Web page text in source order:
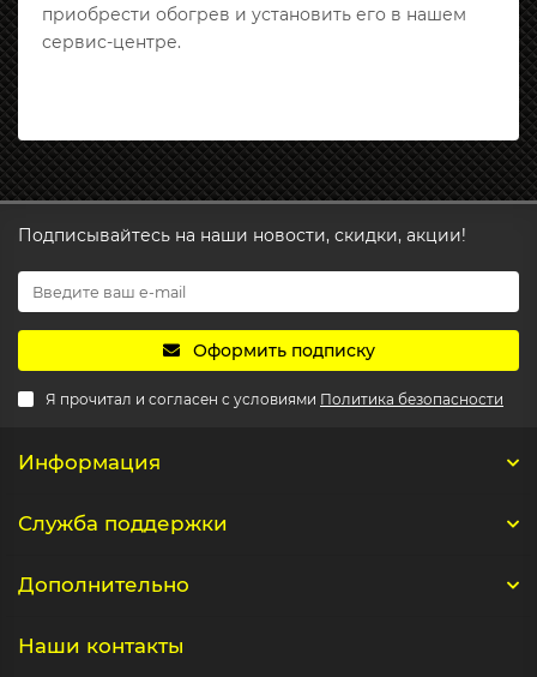
приобрести обогрев и установить его в нашем
сервис-центре.
Подписывайтесь на наши новости, скидки, акции!
Оформить подписку
Я прочитал и согласен с условиями Политика безопасности
Информация
Служба поддержки
Дополнительно
Наши контакты